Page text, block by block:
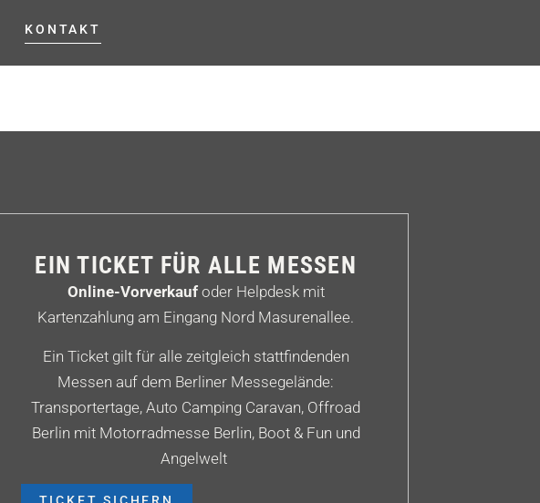
KONTAKT
EIN TICKET FÜR ALLE MESSEN
Online-Vorverkaufoder Helpdesk mit
Kartenzahlung am Eingang Nord Masurenallee.
Ein Ticket gilt für alle zeitgleich stattfindenden
Messen auf dem Berliner Messegelände:
Transportertage, Auto Camping Caravan, Offroad
Berlin mit Motorradmesse Berlin, Boot & Fun und
Angelwelt